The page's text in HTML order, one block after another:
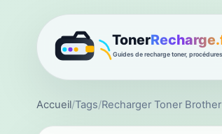
Accueil/Tags/Recharger Toner Brother